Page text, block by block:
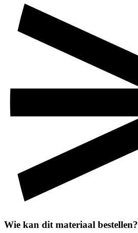
Wie kan dit materiaal bestellen?